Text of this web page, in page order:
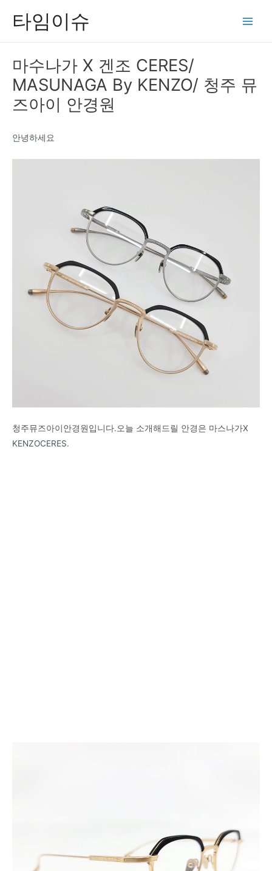
타임이슈
마수나가 X 겐조 CERES/
MASUNAGA By KENZO/ 청주 뮤
즈아이 안경원
안녕하세요
청주뮤즈아이안경원입니다.오늘 소개해드릴 안경은 마스나가X
KENZOCERES.